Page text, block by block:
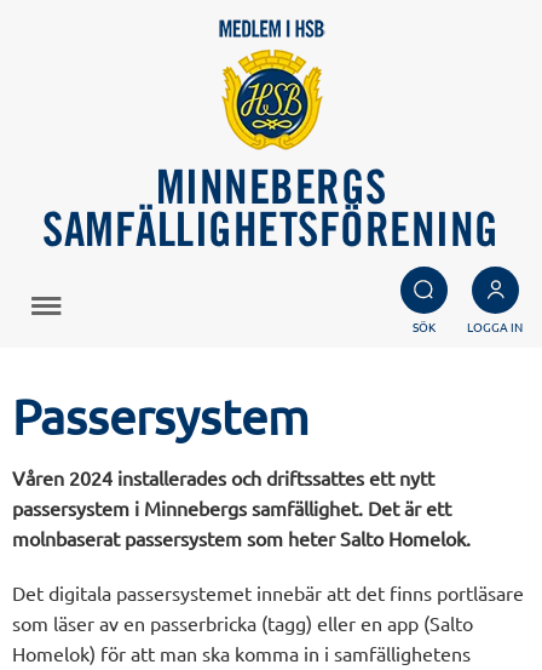
MINNEBERGS
SAMFÄLLIGHETSFÖRENING
SÖK LOGGA IN
Passersystem
Våren 2024 installerades och driftssattes ett nytt
passersystem i Minnebergs samfällighet. Det är ett
molnbaserat passersystem som heter Salto Homelok.
Det digitala passersystemet innebär att det finns portläsare
som läser av en passerbricka (tagg) eller en app (Salto
Homelok) för att man ska komma in i samfällighetens